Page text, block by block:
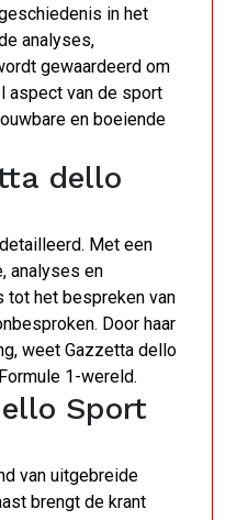
in het
analyses,
gewaardeerd om
aspect van de sport
en boeiende
dello
Met een
analyses en
tot het bespreken van
Door haar
weet Gazzetta dello
1-wereld.
Sport
van uitgebreide
brengt de krant